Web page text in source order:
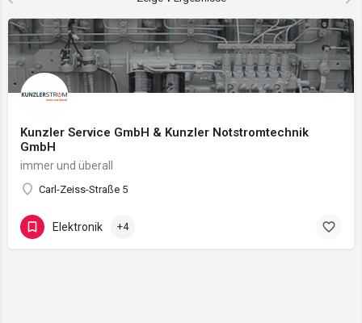
Kunzler Service GmbH & Kunzler Notstromtechnik
GmbH
immer und überall
Carl-Zeiss-Straße 5
Elektronik +4